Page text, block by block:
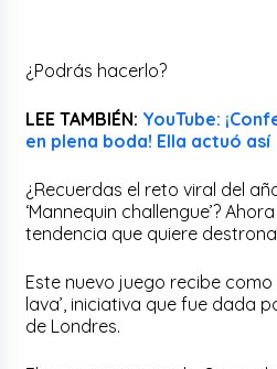
¿Podrás hacerlo?
LEE TAMBIÉN: YouTube:
en plena boda! Ella actuó así
¿Recuerdas el reto viral del
‘Mannequin challengue’?
tendencia que quiere
Este nuevo juego recibe como
lava’, iniciativa que fue dada
de Londres.